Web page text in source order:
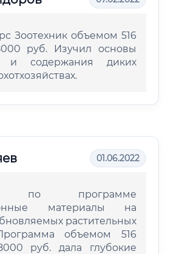
Зоотехник объемом 516
руб. Изучил основы
и содержания диких
01.06.2022
по программе
материалы на
растительных
объемом 516
руб. дала глубокие